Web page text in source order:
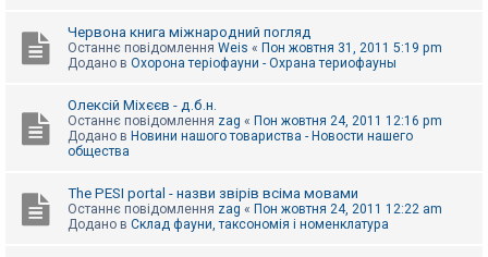
Червона книга міжнародний погляд
Останнє повідомлення Weis « Пон жовтня 31, 2011 5:19 pm
Додано в Охорона теріофауни - Охрана териофауны
Олексій Міхєєв - д.б.н.
Останнє повідомлення zag « Пон жовтня 24, 2011 12:16 pm
Додано в Новини нашого товариства - Новости нашего
общества
The PESI portal - назви звірів всіма мовами
Останнє повідомлення zag « Пон жовтня 24, 2011 12:22 am
Додано в Склад фауни, таксономія і номенклатура